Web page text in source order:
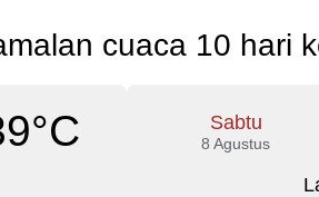
cuaca 10 hari
Sabtu
8 Agustus